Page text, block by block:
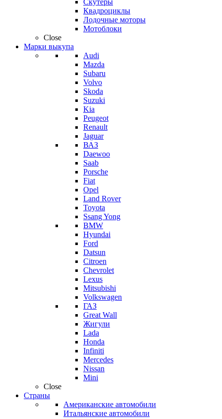
Скутеры
Квадроциклы
Лодочные моторы
Мотоблоки
Close
Марки выкупа
Audi
Mazda
Subaru
Volvo
Skoda
Suzuki
Kia
Peugeot
Renault
Jaguar
ВАЗ
Daewoo
Saab
Porsche
Fiat
Opel
Land Rover
Toyota
Ssang Yong
BMW
Hyundai
Ford
Datsun
Citroen
Chevrolet
Lexus
Mitsubishi
Volkswagen
ГАЗ
Great Wall
Жигули
Lada
Honda
Infiniti
Mercedes
Nissan
Mini
Close
Страны
Американские автомобили
Итальянские автомобили